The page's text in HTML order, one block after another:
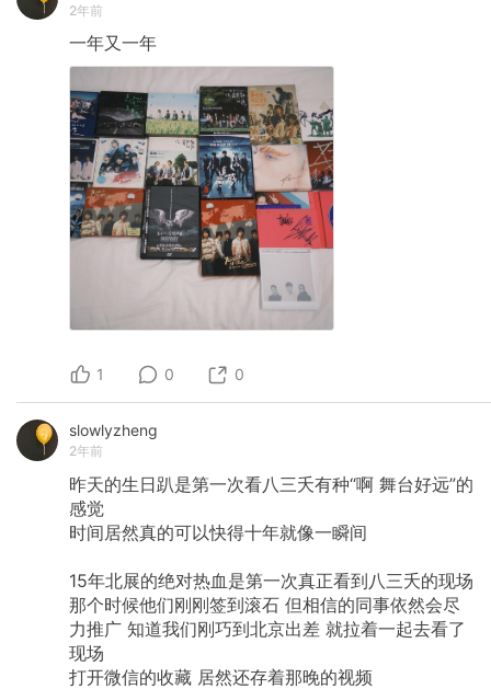
2年前
一年又一年
1 0 0
slowlyzheng
2年前
昨天的生日趴是第一次看八三夭有种“啊 舞台好远”的
感觉
时间居然真的可以快得十年就像一瞬间
15年北展的绝对热血是第一次真正看到八三夭的现场
那个时候他们刚刚签到滚石 但相信的同事依然会尽
力推广 知道我们刚巧到北京出差 就拉着一起去看了
现场
打开微信的收藏 居然还存着那晚的视频